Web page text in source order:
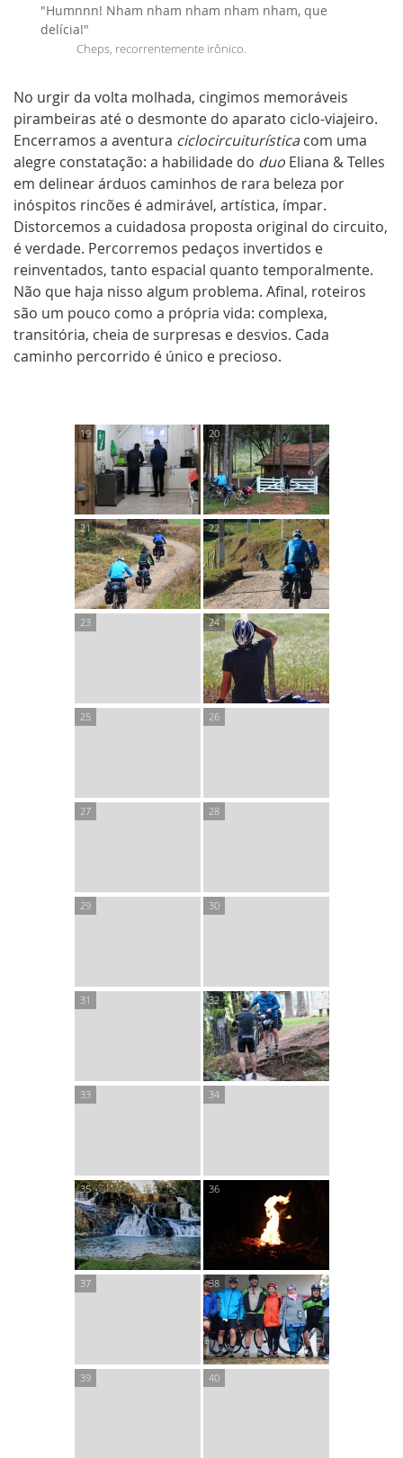
"Humnnn! Nham nham nham nham nham, que
delícia!"
Cheps, recorrentemente irônico.
No urgir da volta molhada, cingimos memoráveis
pirambeiras até o desmonte do aparato ciclo-viajeiro.
Encerramos a aventura ciclocircuiturísticacom uma
alegre constatação: a habilidade do duo Eliana & Telles
em delinear árduos caminhos de rara beleza por
inóspitos rincões é admirável, artística, ímpar.
Distorcemos a cuidadosa proposta original do circuito,
é verdade. Percorremos pedaços invertidos e
reinventados, tanto espacial quanto temporalmente.
Não que haja nisso algum problema. Afinal, roteiros
são um pouco como a própria vida: complexa,
transitória, cheia de surpresas e desvios. Cada
caminho percorrido é único e precioso.